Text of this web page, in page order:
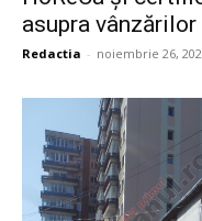
asupra vânzărilor
Redactia - noiembrie 26,